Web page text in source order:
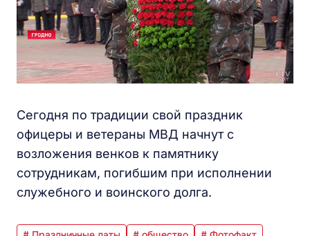
Сегодня по традиции свой праздник
офицеры и ветераны МВД начнут с
возложения венков к памятнику
сотрудникам, погибшим при исполнении
служебного и воинского долга.